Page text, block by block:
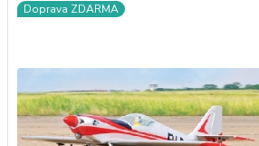
Doprava ZDARMA